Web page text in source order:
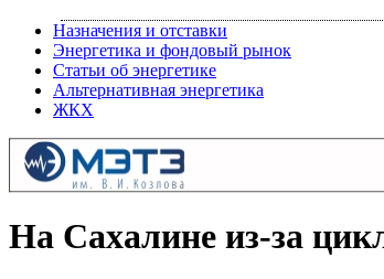
Назначения и отставки
Энергетика и фондовый рынок
Статьи об энергетике
Альтернативная энергетика
ЖКХ
На Сахалине из-за